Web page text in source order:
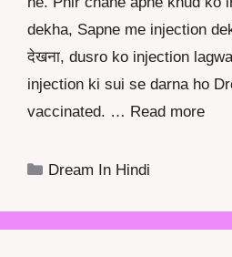
dekha, Sapne me injection
देखना, dusro ko injection
injection ki sui se darna ho
vaccinated. … Read more
Categories
Dream In Hindi